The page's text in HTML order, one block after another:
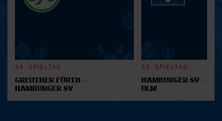
Partner führen diese Informationen möglicherweise mit
34. SPIELTAG
GREUTHER FÜRTH -
HAMBURGER SV
33. SPIELTAG
HAMBURGER SV -
ULM